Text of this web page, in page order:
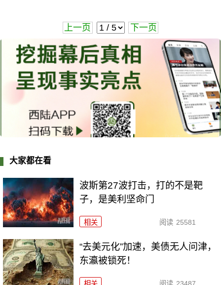
上一页 下一页
大家都在看
波斯第27波打击，打的不是靶
子，是美利坚命门
相关 阅读 25581
“去美元化”加速，美债无人问津，
东瀛被锁死！
相关 阅读 23487